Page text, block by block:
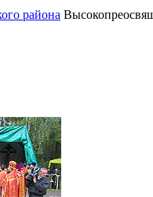
района